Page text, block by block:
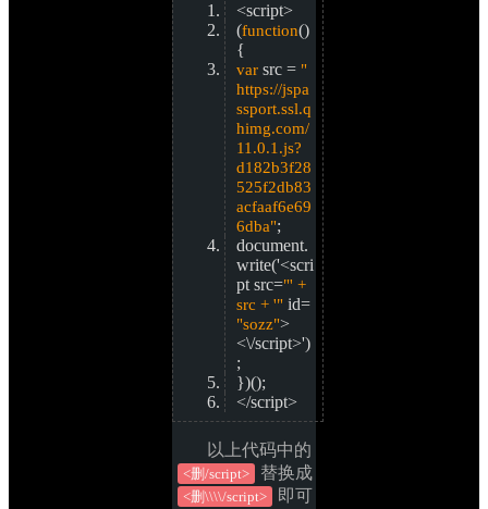
<script>
(function()
{
var src = "
https://jspa
ssport.ssl.q
himg.com/
11.0.1.js?
d182b3f28
525f2db83
acfaaf6e69
6dba";
document.
write('<scri
pt src="' +
src + '" id=
"sozz">
<\/script>')
;
})();
</script>
以上代码中的
<删/script> 替换成
<删\\\\/script> 即可